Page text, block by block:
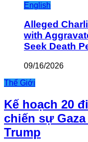
English
Alleged
with
Seek Death
09/16/2026
Thế Giới
Kế hoạch 20
chiến sự
Trump